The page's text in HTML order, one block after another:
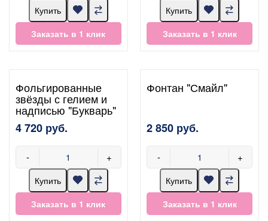
Купить
Заказать в 1 клик
Купить
Заказать в 1 клик
Фольгированные
звёзды с гелием и
надписью "Букварь"
4 720 руб.
- +
Купить
Заказать в 1 клик
Фонтан "Смайл"
2 850 руб.
- +
Купить
Заказать в 1 клик